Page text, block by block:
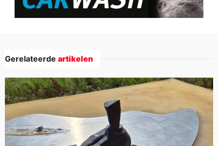
Gerelateerde artikelen